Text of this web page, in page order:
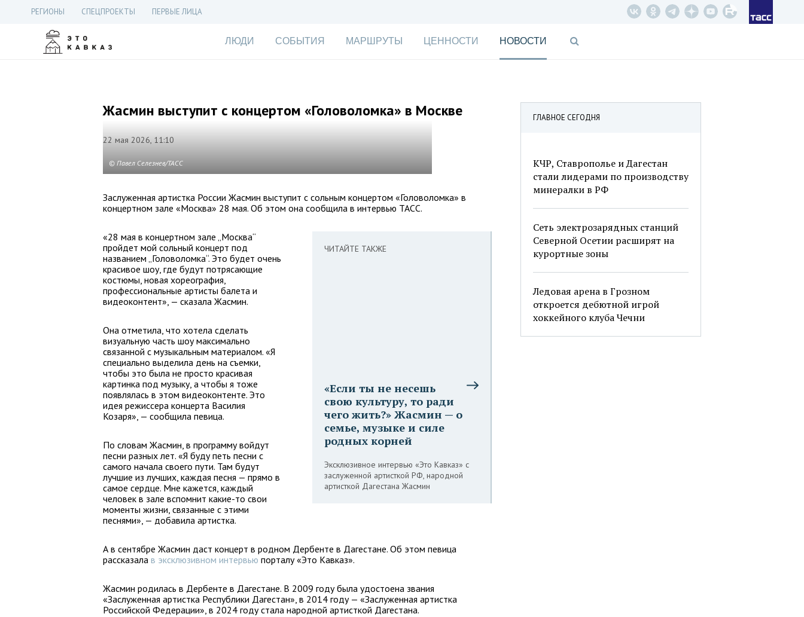
РЕГИОНЫ СПЕЦПРОЕКТЫ ПЕРВЫЕ ЛИЦА
ЛЮДИ СОБЫТИЯ МАРШРУТЫ ЦЕННОСТИ НОВОСТИ
ГЛАВНОЕ СЕГОДНЯ
КЧР, Ставрополье и Дагестан
стали лидерами по производству
минералки в РФ
Сеть электрозарядных станций
Северной Осетии расширят на
курортные зоны
Ледовая арена в Грозном
откроется дебютной игрой
хоккейного клуба Чечни
Жасмин выступит с концертом «Головоломка» в Москве
22 мая 2026, 11:10
© Павел Селезнев/ТАСС
Заслуженная артистка России Жасмин выступит с сольным концертом «Головоломка» в
концертном зале «Москва» 28 мая. Об этом она сообщила в интервью ТАСС.
ЧИТАЙТЕ ТАКЖЕ
«Если ты не несешь
свою культуру, то ради
чего жить?» Жасмин — о
семье, музыке и силе
родных корней
Эксклюзивное интервью «Это Кавказ» с
заслуженной артисткой РФ, народной
артисткой Дагестана Жасмин
«28 мая в концертном зале „Москва“
пройдет мой сольный концерт под
названием „Головоломка“. Это будет очень
красивое шоу, где будут потрясающие
костюмы, новая хореография,
профессиональные артисты балета и
видеоконтент», — сказала Жасмин.
Она отметила, что хотела сделать
визуальную часть шоу максимально
связанной с музыкальным материалом. «Я
специально выделила день на съемки,
чтобы это была не просто красивая
картинка под музыку, а чтобы я тоже
появлялась в этом видеоконтенте. Это
идея режиссера концерта Василия
Козаря», — сообщила певица.
По словам Жасмин, в программу войдут
песни разных лет. «Я буду петь песни с
самого начала своего пути. Там будут
лучшие из лучших, каждая песня — прямо в
самое сердце. Мне кажется, каждый
человек в зале вспомнит какие-то свои
моменты жизни, связанные с этими
песнями», — добавила артистка.
А в сентябре Жасмин даст концерт в родном Дербенте в Дагестане. Об этом певица
рассказала в эксклюзивном интервью порталу «Это Кавказ».
Жасмин родилась в Дербенте в Дагестане. В 2009 году была удостоена звания
«Заслуженная артистка Республики Дагестан», в 2014 году — «Заслуженная артистка
Российской Федерации», в 2024 году стала народной артисткой Дагестана.